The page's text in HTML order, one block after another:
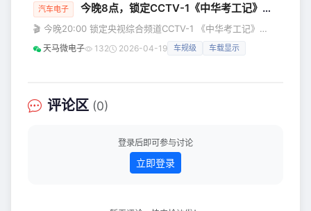
合伙企业等股东，注册资本由约515.5万
元增至约551.4万元。从投资阵容来看，
产业与财务属性兼备：华为哈勃的入
局，是其围绕光通信与AI算力产业链的
汽车电子 今晚8点，锁定CCTV-1《中华考工记》，看天马车载好屏如何驱动汽车智造力量
🎬 今晚20:00 锁定央视综合频道CCTV-1 《中华考工记》
「汽车智造篇」重磅开播 以千年“考工之道”对话现代汽车工业
从古代造车的精细分工 到今日新能源汽车全产业链的协同创
带领观众走进 充满活力与创新的汽车智造世界 节目中，天马
车规级显示产品将亮相 为大家精彩呈现屏幕背后的硬核科技
天马微电子 132 2026-04-19 车规级 车载显示
评论区 (0)
登录后即可参与讨论
立即登录